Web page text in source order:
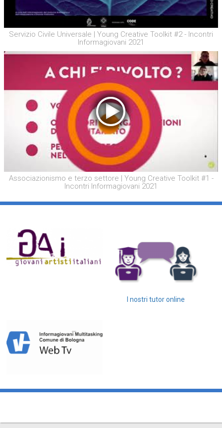
Servizio Civile Universale | Young Creative Toolkit #2 - Incontri
Informagiovani 2021
Associazionismo e terzo settore | Young Creative Toolkit #1 -
Incontri Informagiovani 2021
I nostri tutor online